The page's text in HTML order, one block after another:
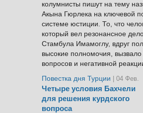
колумнисты пишут на тему
Акына Гюрлека на ключевой
системе юстиции. То, что
который вел резонансное
Стамбула Имамоглу, вдруг
высокие полномочия,
вопросов и негативной
Повестка дня Турции
| 04 Фев.
Четыре условия Бахчели
для решения курдского
вопроса